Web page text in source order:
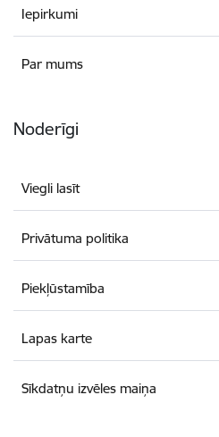
Iepirkumi
Par mums
Noderīgi
Viegli lasīt
Privātuma politika
Piekļūstamība
Lapas karte
Sīkdatņu izvēles maiņa